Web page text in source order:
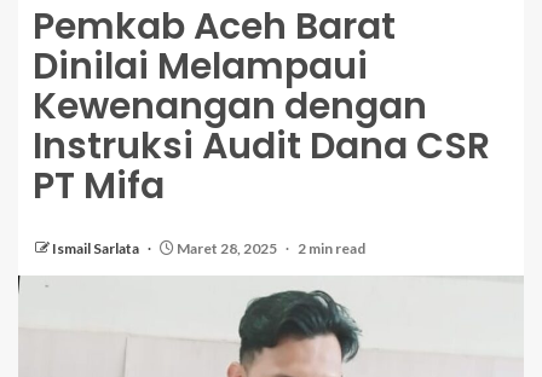
Pemkab Aceh Barat
Dinilai Melampaui
Kewenangan dengan
Instruksi Audit Dana CSR
PT Mifa
Ismail Sarlata Maret 28, 2025 2 min read